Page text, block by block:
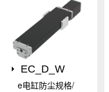
EC_D_W
e电缸防尘规格/